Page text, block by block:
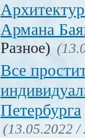
Армана
Разное)
Все
Петербурга
(13.05.2022 /